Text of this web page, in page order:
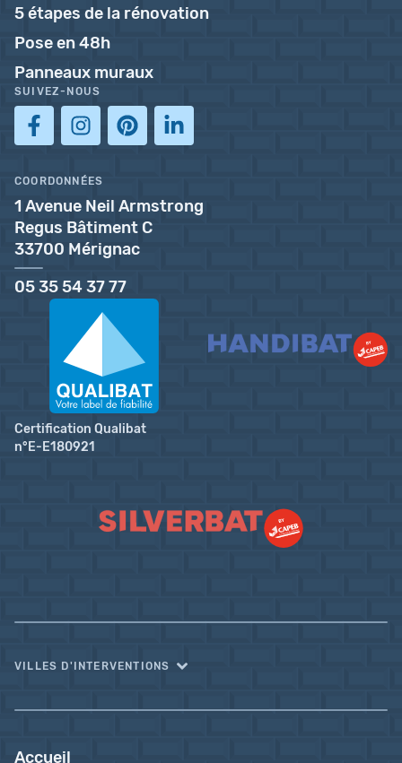
5 étapes de la rénovation
Pose en 48h
Panneaux muraux
SUIVEZ-NOUS
COORDONNÉES
1 Avenue Neil Armstrong
Regus Bâtiment C
33700 Mérignac
05 35 54 37 77
Certification Qualibat
n°E-E180921
VILLES D'INTERVENTIONS
Accueil